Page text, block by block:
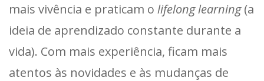
mais vivência e praticam o lifelong learning(a
ideia de aprendizado constante durante a
vida). Com mais experiência, ficam mais
atentos às novidades e às mudanças de